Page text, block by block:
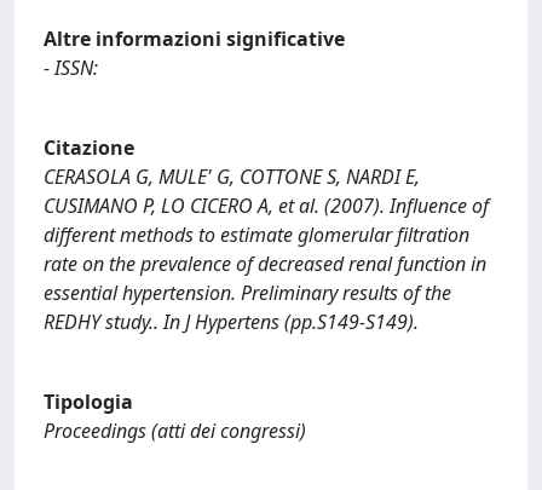
Altre informazioni significative
- ISSN:
Citazione
CERASOLA G, MULE' G, COTTONE S, NARDI E,
CUSIMANO P, LO CICERO A, et al. (2007). Influence of
different methods to estimate glomerular filtration
rate on the prevalence of decreased renal function in
essential hypertension. Preliminary results of the
REDHY study.. In J Hypertens (pp.S149-S149).
Tipologia
Proceedings (atti dei congressi)